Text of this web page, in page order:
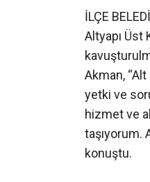
İLÇE
Altyapı Üst
Akman,
yetki ve
hizmet ve
taşıyorum.
konuştu.